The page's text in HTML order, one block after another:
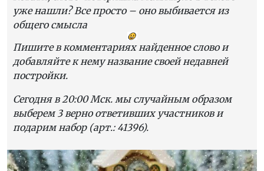
уже нашли? Все просто – оно выбивается из
общего смысла
Пишите в комментариях найденное слово и
добавляйте к нему название своей недавней
постройки.
Сегодня в 20:00 Мск. мы случайным образом
выберем 3 верно ответивших участников и
подарим набор (арт.: 41396).